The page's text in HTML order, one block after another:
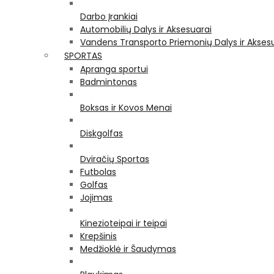
Darbo Įrankiai
Automobilių Dalys ir Aksesuarai
Vandens Transporto Priemonių Dalys ir
SPORTAS
Apranga sportui
Badmintonas
Boksas ir Kovos Menai
Diskgolfas
Dviračių Sportas
Futbolas
Golfas
Jojimas
Kinezioteipai ir teipai
Krepšinis
Medžioklė ir Šaudymas